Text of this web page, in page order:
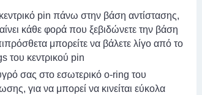
pin πάνω στην βάση αντίστασης,
κάθε φορά που ξεβιδώνετε την βάση
μπορείτε να βάλετε λίγο από το
του κεντρικού pin
σας στο εσωτερικό o-ring του
για να μπορεί να κινείται εύκολα